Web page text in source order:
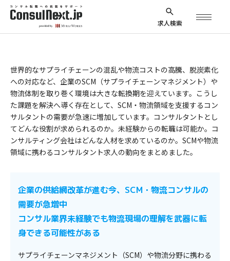
求人検索
【求人特集】社会環境変化に伴い多様な役
世界的なサプライチェーンの混乱や物流コストの高騰、脱炭素化
への対応など、企業のSCM（サプライチェーンマネジメント）や
物流体制を取り巻く環境は大きな転換期を迎えています。こうし
た課題を解決へ導く存在として、SCM・物流領域を支援するコン
サルタントの需要が急速に増加しています。コンサルタントとし
てどんな役割が求められるのか。未経験からの転職は可能か。コ
ンサルティング会社はどんな人材を求めているのか。SCMや物流
領域に携わるコンサルタント求人の動向をまとめました。
企業の供給網改革が進む今、SCM・物流コンサルの
需要が急増中
コンサル業界未経験でも物流現場の理解を武器に転
身できる可能性がある
サプライチェーンマネジメント（SCM）や物流分野に携わる